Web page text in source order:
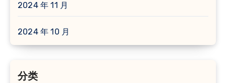
2024 年 11 月
2024 年 10 月
分类